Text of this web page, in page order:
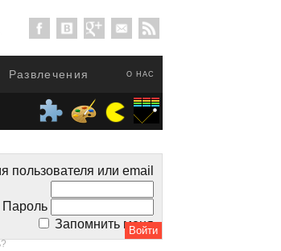
О НАС
Развлечения
пользователя или email
Пароль
Запомнить меня